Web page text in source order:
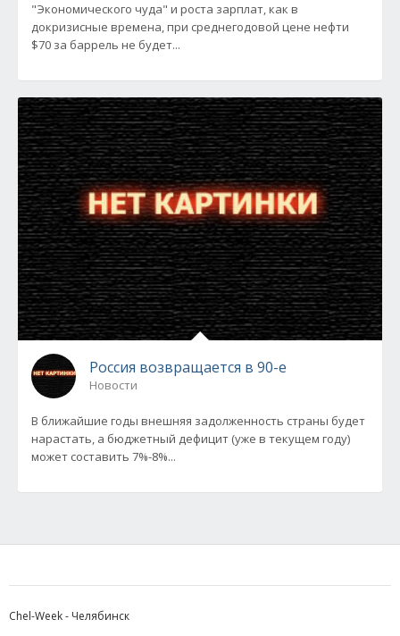
"Экономического чуда" и роста зарплат, как в
докризисные времена, при среднегодовой цене нефти
$70 за баррель не будет...
Россия возвращается в 90-е
Новости
В ближайшие годы внешняя задолженность страны будет
нарастать, а бюджетный дефицит (уже в текущем году)
может составить 7%-8%...
Chel-Week - Челябинск